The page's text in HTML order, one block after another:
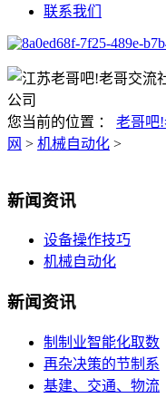
联系我们
您当前的位置 ： 老哥吧
网 > 机械自动化 >
新闻资讯
设备操作技巧
机械自动化
新闻资讯
制制业智能化取数
再杂决策的节制系
基建、交通、物流